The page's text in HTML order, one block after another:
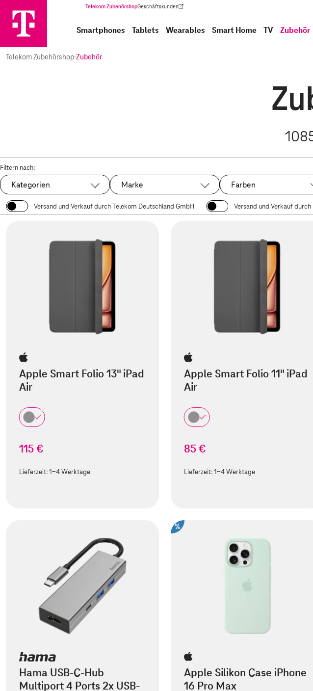
Telekom ZubehörshopGeschäftskunden
(Wird in einem neuen Tab geöffnet)
Smartphones Tablets Wearables Smart Home TV Zubehör
Telekom Zubehörshop·Zubehör
Filtern nach:
Kategorien Marke Farben
Versand und Verkauf durch Telekom Deutschland GmbH Versand und Verkauf durch
Apple Smart Folio 13" iPad
Air
115 €
Lieferzeit:1-4 Werktage
Apple Smart Folio 11" iPad
Air
85 €
Lieferzeit:1-4 Werktage
Hama USB-C-Hub
Multiport 4 Ports 2x USB-
%
Apple Silikon Case iPhone
16 Pro Max